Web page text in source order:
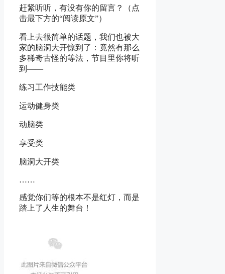
赶紧听听，有没有你的留言？（点
击最下方的“阅读原文”）
看上去很简单的话题，我们也被大
家的脑洞大开惊到了：竟然有那么
多稀奇古怪的等法，节目里你将听
到——
练习工作技能类
运动健身类
动脑类
享受类
脑洞大开类
……
感觉你们等的根本不是红灯，而是
踏上了人生的舞台！